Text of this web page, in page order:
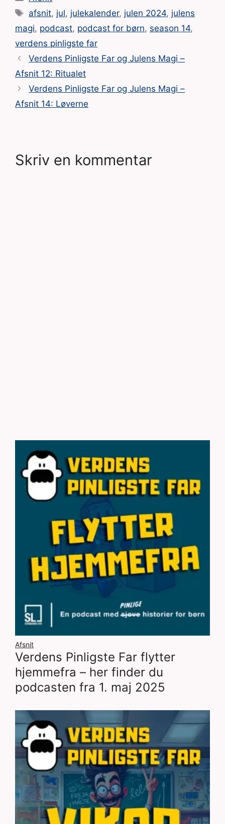
Tags
afsnit, jul, julekalender, julen 2024, julens
magi, podcast, podcast for børn, season 14,
verdens pinligste far
Verdens Pinligste Far og Julens Magi –
Afsnit 12: Ritualet
Verdens Pinligste Far og Julens Magi –
Afsnit 14: Løverne
Skriv en kommentar
Afsnit
Verdens Pinligste Far flytter
hjemmefra – her finder du
podcasten fra 1. maj 2025